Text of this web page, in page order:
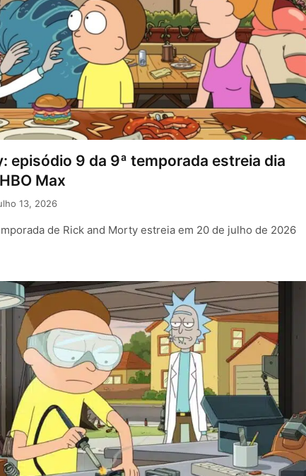
episódio 9 da 9ª temporada estreia dia
Max
13, 2026
de Rick and Morty estreia em 20 de julho de 2026